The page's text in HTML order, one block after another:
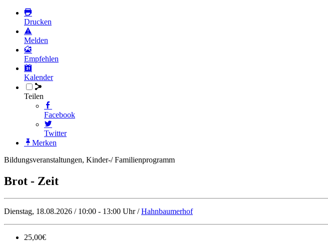
Drucken
Melden
Empfehlen
Kalender
Teilen
Facebook
Twitter
Merken
Bildungsveranstaltungen, Kinder-/ Familienprogramm
Brot - Zeit
Dienstag, 18.08.2026 / 10:00 - 13:00 Uhr /Hahnbaumerhof
25,00€